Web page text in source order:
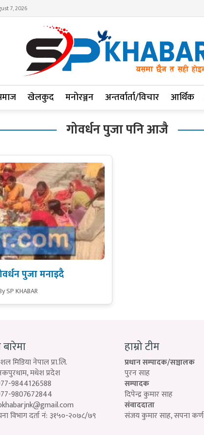
7, 2026
खेलकुद मनोरञ्जन अन्तर्वार्ता/विचार आर्थिक
गोवर्धन पुजा पनि आजै
पुजा मनाइदै
SP KHABAR
बारेमा
मिडिया नेपाल प्रा.लि.
मधेश प्रदेश
9844126588
9807672844
विभाग दर्ता नं: ३१५०-२०७८/७९
हाम्रो टीम
प्रधान सम्पादक/सञ्चालक
पुरन साह
सम्पादक
दिपेन्द्र कुमार साह
संवाददाता
संजय कुमार साह, सपना कर्ण